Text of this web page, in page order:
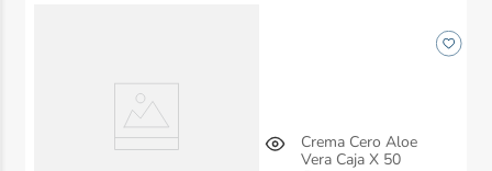
Crema Cero Aloe
Vera Caja X 50